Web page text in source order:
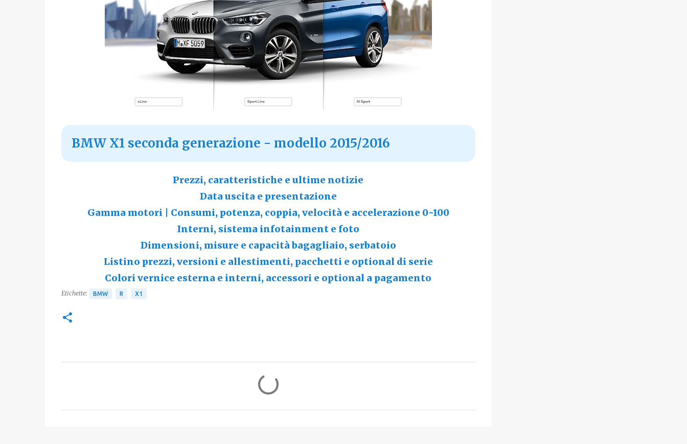
BMW X1 seconda generazione - modello 2015/2016
Prezzi, caratteristiche e ultime notizie
Data uscita e presentazione
Gamma motori | Consumi, potenza, coppia, velocità e accelerazione 0-100
Interni, sistema infotainment e foto
Dimensioni, misure e capacità bagagliaio, serbatoio
Listino prezzi, versioni e allestimenti, pacchetti e optional di serie
Colori vernice esterna e interni, accessori e optional a pagamento
Etichette: BMW R X1
m